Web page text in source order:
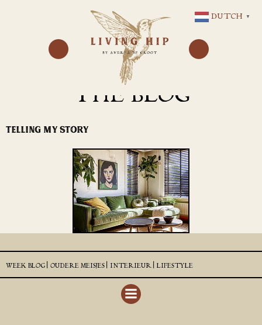
NAAR
DE
INHOUD
THE BLOG
TELLING MY STORY
WEEK BLOG | OUDERE MEISJES | INTERIEUR | LIFESTYLE
DUTCH ▼